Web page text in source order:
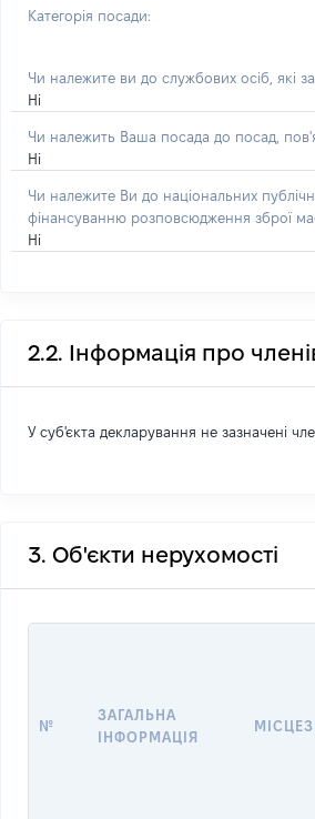
Категорія посади:
Чи належите ви до службових осіб, які
Ні
Чи належить Ваша посада до посад,
Ні
Чи належите Ви до національних
фінансуванню розповсюдження зброї
Ні
2.2. Інформація про
У суб'єкта декларування не зазначені
3. Об'єкти нерухомості
№
ЗАГАЛЬНА
ІНФОРМАЦІЯ